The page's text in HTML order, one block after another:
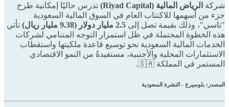
شركة الرياض المالية (Riyad Capital)
تدرس حاليًا إمكانية طرح
جزء من أسهمها للاكتتاب العام في السوق المالية السعودية
"تاسي"، وذلك بقيمة تصل إلى 2.5 مليار دولار (9.38 مليار ريال)
تأتي
هذه الخطوة المحتملة في ظل استمرار التوجه المتنامي لشركات
الخدمات المالية السعودية نحو توسيع قاعدة ملكيتها واستقطاب
الاستثمارات المحلية والأجنبية، مستفيدةً من النمو الاقتصادي
المستمر في المملكة 🇸🇦.
المصدر: بلومبيرغ - النشرة السعودية